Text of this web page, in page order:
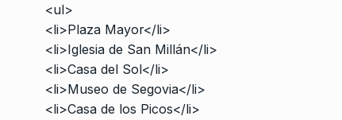
<ul>
<li>Plaza Mayor</li>
<li>Iglesia de San Millán</li>
<li>Casa del Sol</li>
<li>Museo de Segovia</li>
<li>Casa de los Picos</li>